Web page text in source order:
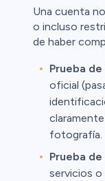
Una cuenta
o incluso
de haber
Prueba
oficial
fotografía.
Prueba
servicios